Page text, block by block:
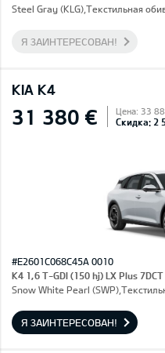
Steel Gray (KLG),Текстильная
Я ЗАИНТЕРЕСОВАН!
KIA K4
31 380 € Цена: 33
Скидка: 2
#E2601C068C45A 0010
K4 1,6 T-GDI (150 hj) LX Plus 7DCT
Snow White Pearl
Я ЗАИНТЕРЕСОВАН!